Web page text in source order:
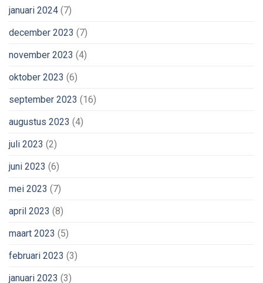
januari 2024 (7)
december 2023 (7)
november 2023 (4)
oktober 2023 (6)
september 2023 (16)
augustus 2023 (4)
juli 2023 (2)
juni 2023 (6)
mei 2023 (7)
april 2023 (8)
maart 2023 (5)
februari 2023 (3)
januari 2023 (3)